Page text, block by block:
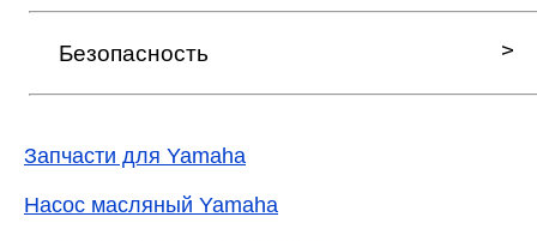
Безопасность
Запчасти для Yamaha
Насос масляный Yamaha